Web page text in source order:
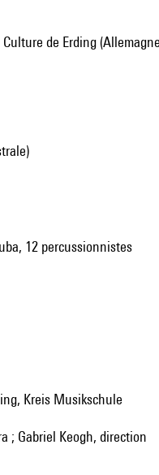
Culture de Erding
12 percussionnistes
Kreis Musikschule
; Gabriel Keogh, direction